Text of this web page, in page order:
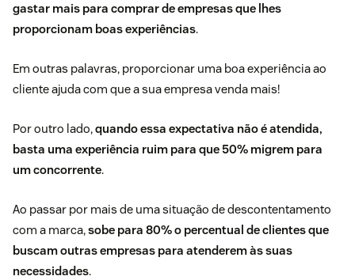
gastar mais para comprar de empresas que lhes
proporcionam boas experiências.
Em outras palavras, proporcionar uma boa experiência ao
cliente ajuda com que a sua empresa venda mais!
Por outro lado,quando essa expectativa não é atendida,
basta uma experiência ruim para que 50% migrem para
um concorrente.
Ao passar por mais de uma situação de descontentamento
com a marca,sobe para 80% o percentual de clientes que
buscam outras empresas para atenderem às suas
necessidades.